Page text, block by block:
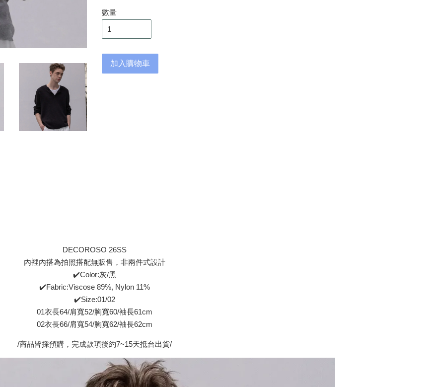
數量
加入購物車
DECOROSO 26SS
內裡內搭為拍照搭配無販售，非兩件式設計
✔️Color:灰/黑
✔️Fabric:Viscose 89%, Nylon 11%
✔️Size:01/02
01衣長64/肩寬52/胸寬60/袖長61cm
02衣長66/肩寬54/胸寬62/袖長62cm
/商品皆採預購，完成款項後約7~15天抵台出貨/